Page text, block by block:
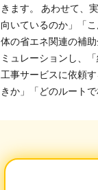
きます。 あわせて、
向いているのか」「
体の省エネ関連の補
ミュレーションし、
工事サービスに依頼
きか」「どのルート